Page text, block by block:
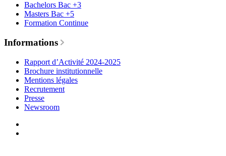
Bachelors Bac +3
Masters Bac +5
Formation Continue
Informations
Rapport d’Activité 2024-2025
Brochure institutionnelle
Mentions légales
Recrutement
Presse
Newsroom